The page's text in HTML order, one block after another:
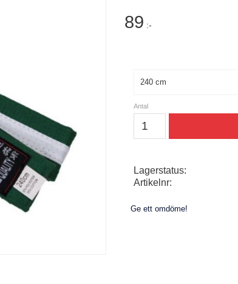
89 :-
Antal
Lagerstatus
Artikelnr
Ge ett omdöme!